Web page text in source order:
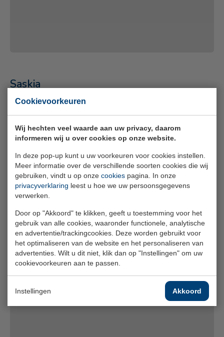
Cookievoorkeuren
Wij hechten veel waarde aan uw privacy, daarom
informeren wij u over cookies op onze website.
In deze pop-up kunt u uw voorkeuren voor cookies instellen.
Meer informatie over de verschillende soorten cookies die wij
gebruiken, vindt u op onze cookies pagina. In onze
privacyverklaring leest u hoe we uw persoonsgegevens
verwerken.
Door op "Akkoord" te klikken, geeft u toestemming voor het
gebruik van alle cookies, waaronder functionele, analytische
en advertentie/trackingcookies. Deze worden gebruikt voor
het optimaliseren van de website en het personaliseren van
advertenties. Wilt u dit niet, klik dan op "Instellingen" om uw
cookievoorkeuren aan te passen.
Instellingen Akkoord
Saskia
Haar werk was haar op het lijf geschreven. Ze kreeg
long-covid en raakte volledig afgekeurd. Saskia moest
ontdekken wie ze was zonder haar werk en hoe ze
verder kon. Na een lange en zware periode, vond ze de
weg terug omhoog.
Je huidige cookie-instellingen blokkeren dit
onderdeel. Pas je cookie-instellingen aan om
toegang te krijgen tot dit onderdeel.